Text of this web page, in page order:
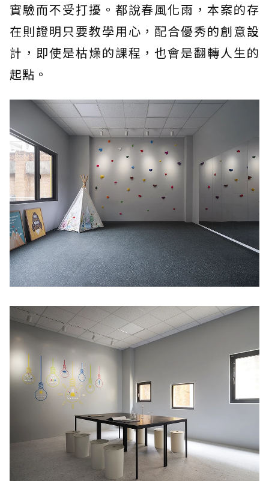
實驗而不受打擾。都說春風化雨，本案的存
在則證明只要教學用心，配合優秀的創意設
計，即使是枯燥的課程，也會是翻轉人生的
起點。